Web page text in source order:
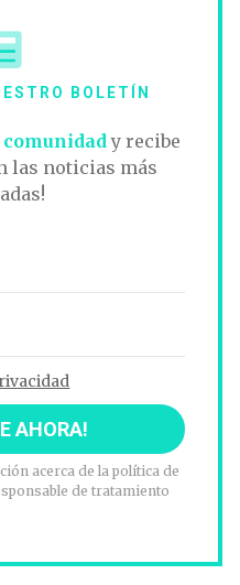
BOLETÍN
y recibe
las noticias más
acerca de la política de
de tratamiento